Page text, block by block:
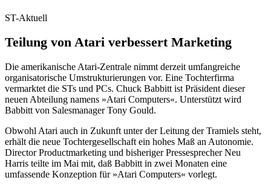
ST-Aktuell
Teilung von Atari verbessert Marketing
Die amerikanische Atari-Zentrale nimmt derzeit umfangreiche
organisatorische Umstrukturierungen vor. Eine Tochterfirma
vermarktet die STs und PCs. Chuck Babbitt ist Präsident dieser
neuen Abteilung namens »Atari Computers«. Unterstützt wird
Babbitt von Salesmanager Tony Gould.
Obwohl Atari auch in Zukunft unter der Leitung der Tramiels steht,
erhält die neue Tochtergesellschaft ein hohes Maß an Autonomie.
Director Productmarketing und bisheriger Pressesprecher Neu
Harris teilte im Mai mit, daß Babbitt in zwei Monaten eine
umfassende Konzeption für »Atari Computers« vorlegt.